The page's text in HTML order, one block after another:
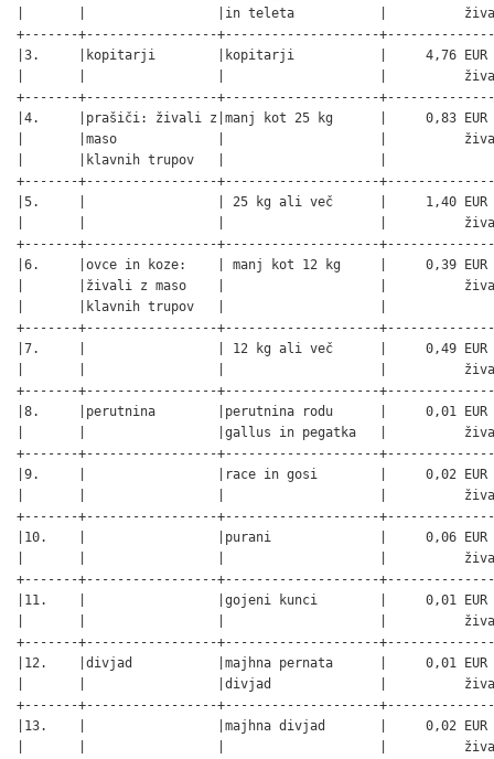
|       |                 |in teleta           |
+-------+-----------------+--------------------
|3.     |kopitarji        |kopitarji           |     4,76
|       |                 |                    |
+-------+-----------------+--------------------
|4.     |prašiči: živali z|manj kot 25 kg      |     0,83
|       |maso             |                    |
|       |klavnih trupov   |                    |
+-------+-----------------+--------------------
|5.     |                 | 25 kg ali več      |     1,40
|       |                 |                    |
+-------+-----------------+--------------------
|6.     |ovce in koze:    | manj kot 12 kg     |     0,39
|       |živali z maso    |                    |
|       |klavnih trupov   |                    |
+-------+-----------------+--------------------
|7.     |                 | 12 kg ali več      |     0,49
|       |                 |                    |
+-------+-----------------+--------------------
|8.     |perutnina        |perutnina rodu      |     0,01
|       |                 |gallus in pegatka   |
+-------+-----------------+--------------------
|9.     |                 |race in gosi        |     0,02
|       |                 |                    |
+-------+-----------------+--------------------
|10.    |                 |purani              |     0,06
|       |                 |                    |
+-------+-----------------+--------------------
|11.    |                 |gojeni kunci        |     0,01
|       |                 |                    |
+-------+-----------------+--------------------
|12.    |divjad           |majhna pernata      |     0,01
|       |                 |divjad              |
+-------+-----------------+--------------------
|13.    |                 |majhna divjad       |     0,02
|       |                 |                    |